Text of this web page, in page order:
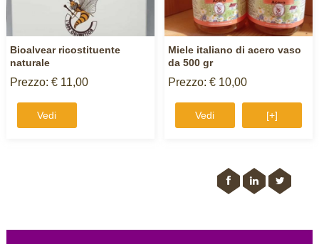
Bioalvear ricostituente
naturale
Prezzo: € 11,00
Vedi
Miele italiano di acero vaso
da 500 gr
Prezzo: € 10,00
Vedi [+]